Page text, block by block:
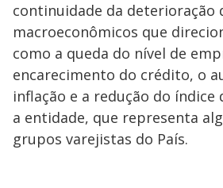
continuidade da deterioração
macroeconômicos que
como a queda do nível de
encarecimento do crédito, o
inflação e a redução do índice
a entidade, que representa
grupos varejistas do País.